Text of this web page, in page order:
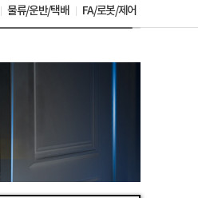
물류/운반/택배 FA/로봇/제어